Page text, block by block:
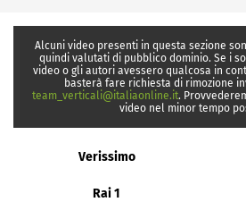
Alcuni video presenti in questa sezione
quindi valutati di pubblico dominio. Se i
video o gli autori avessero qualcosa in
basterà fare richiesta di rimozione
team_verticali@italiaonline.it.
video nel minor tempo
Verissimo
Rai 1